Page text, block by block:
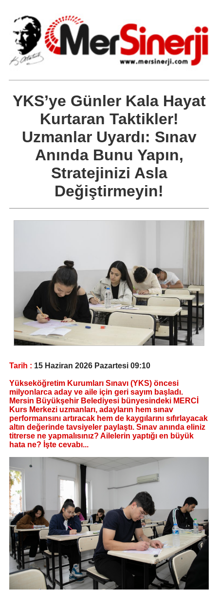
YKS’ye Günler Kala Hayat
Kurtaran Taktikler!
Uzmanlar Uyardı: Sınav
Anında Bunu Yapın,
Stratejinizi Asla
Değiştirmeyin!
Tarih : 15 Haziran 2026 Pazartesi 09:10
Yükseköğretim Kurumları Sınavı (YKS) öncesi
milyonlarca aday ve aile için geri sayım başladı.
Mersin Büyükşehir Belediyesi bünyesindeki MERCİ
Kurs Merkezi uzmanları, adayların hem sınav
performansını artıracak hem de kaygılarını sıfırlayacak
altın değerinde tavsiyeler paylaştı. Sınav anında eliniz
titrerse ne yapmalısınız? Ailelerin yaptığı en büyük
hata ne? İşte cevabı...